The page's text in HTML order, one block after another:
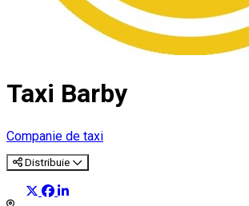
Taxi Barby
Companie de taxi
Distribuie